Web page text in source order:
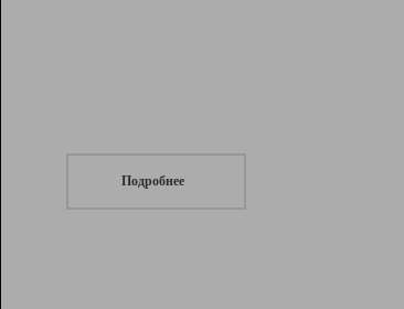
Подробнее